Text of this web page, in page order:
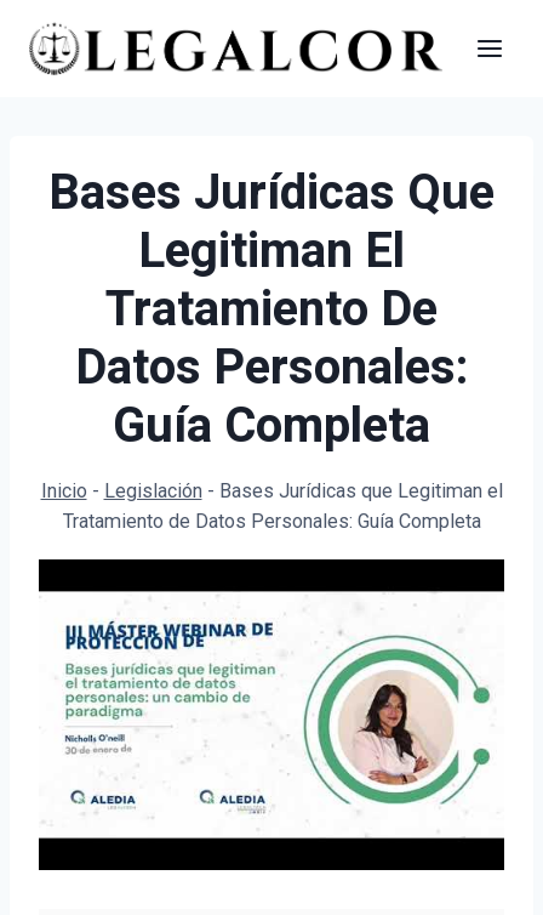
Saltar
Bases Jurídicas Que
Legitiman El
Tratamiento De
Datos Personales:
Guía Completa
Inicio - Legislación - Bases Jurídicas que Legitiman el
Tratamiento de Datos Personales: Guía Completa